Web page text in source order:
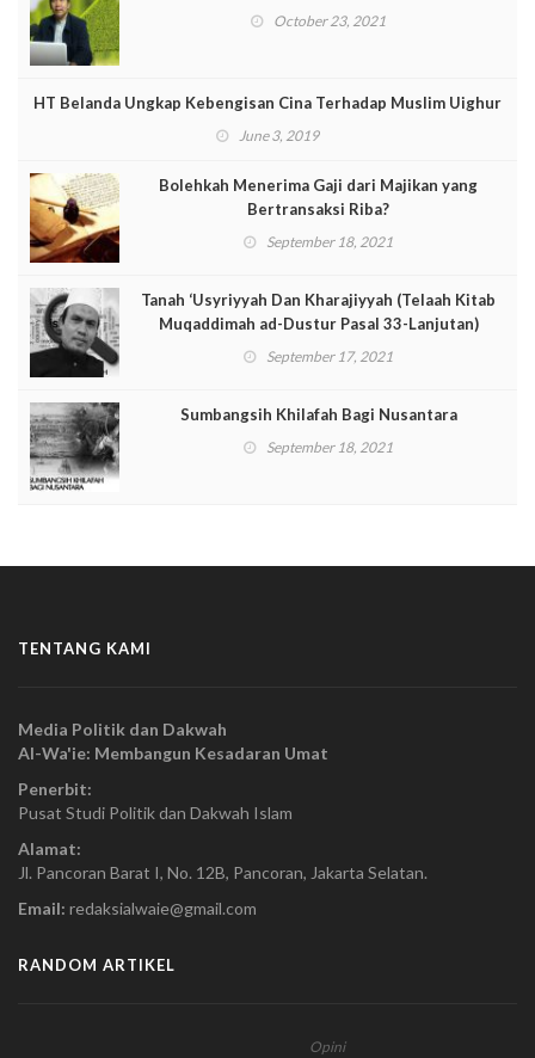
October 23, 2021
HT Belanda Ungkap Kebengisan Cina Terhadap Muslim Uighur
June 3, 2019
Bolehkah Menerima Gaji dari Majikan yang
Bertransaksi Riba?
September 18, 2021
Tanah ‘Usyriyyah Dan Kharajiyyah (Telaah Kitab
Muqaddimah ad-Dustur Pasal 33-Lanjutan)
September 17, 2021
Sumbangsih Khilafah Bagi Nusantara
September 18, 2021
TENTANG KAMI
Media Politik dan Dakwah
Al-Wa'ie: Membangun Kesadaran Umat
Penerbit:
Pusat Studi Politik dan Dakwah Islam
Alamat:
Jl. Pancoran Barat I, No. 12B, Pancoran, Jakarta Selatan.
Email: redaksialwaie@gmail.com
RANDOM ARTIKEL
Opini